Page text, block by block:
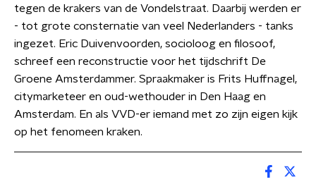
tegen de krakers van de Vondelstraat. Daarbij werden er
- tot grote consternatie van veel Nederlanders - tanks
ingezet. Eric Duivenvoorden, socioloog en filosoof,
schreef een reconstructie voor het tijdschrift De
Groene Amsterdammer. Spraakmaker is Frits Huffnagel,
citymarketeer en oud-wethouder in Den Haag en
Amsterdam. En als VVD-er iemand met zo zijn eigen kijk
op het fenomeen kraken.